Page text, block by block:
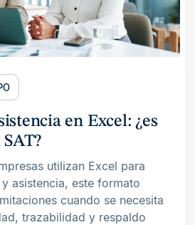
en Excel: ¿es
utilizan Excel para
asistencia, este formato
cuando se necesita
trazabilidad y respaldo